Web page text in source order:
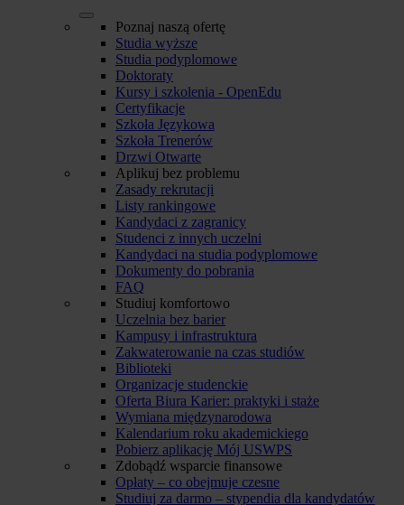
Poznaj naszą ofertę
Studia wyższe
Studia podyplomowe
Doktoraty
Kursy i szkolenia - OpenEdu
Certyfikacje
Szkoła Językowa
Szkoła Trenerów
Drzwi Otwarte
Aplikuj bez problemu
Zasady rekrutacji
Listy rankingowe
Kandydaci z zagranicy
Studenci z innych uczelni
Kandydaci na studia podyplomowe
Dokumenty do pobrania
FAQ
Studiuj komfortowo
Uczelnia bez barier
Kampusy i infrastruktura
Zakwaterowanie na czas studiów
Biblioteki
Organizacje studenckie
Oferta Biura Karier: praktyki i staże
Wymiana międzynarodowa
Kalendarium roku akademickiego
Pobierz aplikację Mój USWPS
Zdobądź wsparcie finansowe
Opłaty – co obejmuje czesne
Studiuj za darmo – stypendia dla kandydatów